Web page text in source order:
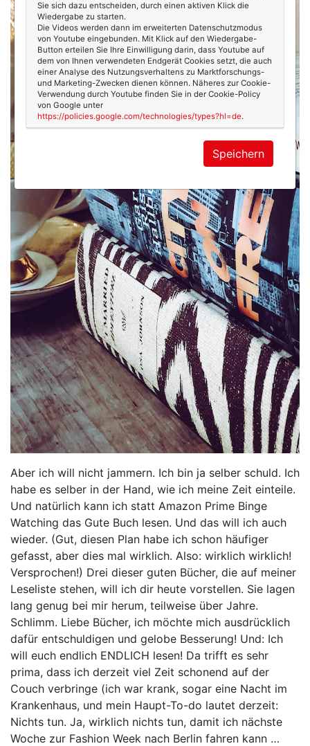
Aber ich will nicht jammern. Ich bin ja selber schuld. Ich
habe es selber in der Hand, wie ich meine Zeit einteile.
Und natürlich kann ich statt Amazon Prime Binge
Watching das Gute Buch lesen. Und das will ich auch
wieder. (Gut, diesen Plan habe ich schon häufiger
gefasst, aber dies mal wirklich. Also: wirklich wirklich!
Versprochen!) Drei dieser guten Bücher, die auf meiner
Leseliste stehen, will ich dir heute vorstellen. Sie lagen
lang genug bei mir herum, teilweise über Jahre.
Schlimm. Liebe Bücher, ich möchte mich ausdrücklich
dafür entschuldigen und gelobe Besserung! Und: Ich
will euch endlich ENDLICH lesen! Da trifft es sehr
prima, dass ich derzeit viel Zeit schonend auf der
Couch verbringe (ich war krank, sogar eine Nacht im
Krankenhaus, und mein Haupt-To-do lautet derzeit:
Nichts tun. Ja, wirklich nichts tun, damit ich nächste
Woche zur Fashion Week nach Berlin fahren kann …
Sie sich dazu entscheiden, durch einen aktiven Klick die
Wiedergabe zu starten.
Die Videos werden dann im erweiterten Datenschutzmodus
von Youtube eingebunden. Mit Klick auf den Wiedergabe-
Button erteilen Sie Ihre Einwilligung darin, dass Youtube auf
dem von Ihnen verwendeten Endgerät Cookies setzt, die auch
einer Analyse des Nutzungsverhaltens zu Marktforschungs-
und Marketing-Zwecken dienen können. Näheres zur Cookie-
Verwendung durch Youtube finden Sie in der Cookie-Policy
von Google unter
https://policies.google.com/technologies/types?hl=de.
Speichern